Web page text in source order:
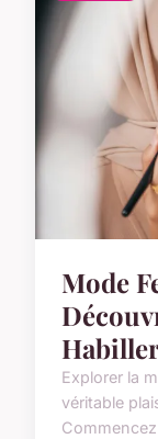
Mode
Explorer la
véritable